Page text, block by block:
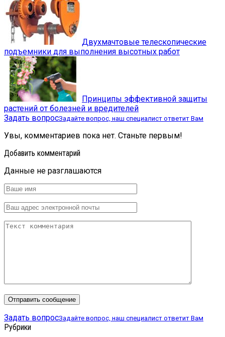
Двухмачтовые телескопические
подъемники для выполнения высотных работ
Принципы эффективной защиты
растений от болезней и вредителей
Задать вопросЗадайте вопрос, наш специалист ответит Вам
Увы, комментариев пока нет. Станьте первым!
Добавить комментарий
Данные не разглашаются
Задать вопросЗадайте вопрос, наш специалист ответит Вам
Рубрики